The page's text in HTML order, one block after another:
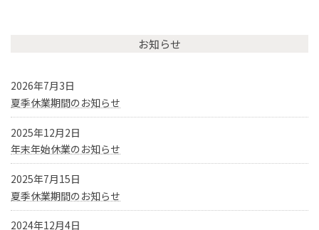
お知らせ
2026年7月3日
夏季休業期間のお知らせ
2025年12月2日
年末年始休業のお知らせ
2025年7月15日
夏季休業期間のお知らせ
2024年12月4日